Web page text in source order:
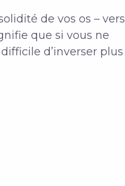
de vos os – vers
que si vous ne
d’inverser plus